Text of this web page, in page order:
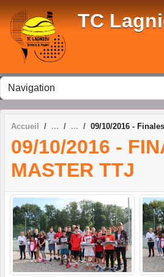
TC
Accueil 09/10/2016 -
09/10/2016 -
MASTER TTJ